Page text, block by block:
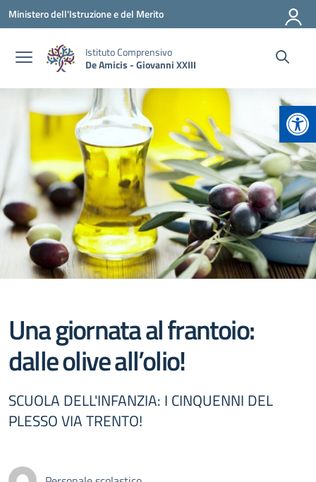
Vai ai contenuti
Vai al menu di navigazione
Vai al footer
Ministero dell'Istruzione e del Merito
Istituto Comprensivo
De Amicis - Giovanni XXIII
Una giornata al frantoio:
dalle olive all’olio!
SCUOLA DELL'INFANZIA: I CINQUENNI DEL
PLESSO VIA TRENTO!